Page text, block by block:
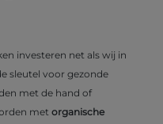
investeren net als wij in
sleutel voor gezonde
met de hand of
met organische